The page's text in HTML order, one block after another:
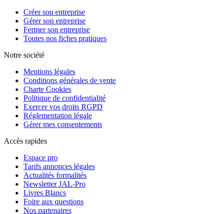
Créer son entreprise
Gérer son entreprise
Fermer son entreprise
Toutes nos fiches pratiques
Notre société
Mentions légales
Conditions générales de vente
Charte Cookies
Politique de confidentialité
Exercer vos droits RGPD
Réglementation légale
Gérer mes consentements
Accès rapides
Espace pro
Tarifs annonces légales
Actualités formalités
Newsletter JAL-Pro
Livres Blancs
Foire aux questions
Nos partenaires